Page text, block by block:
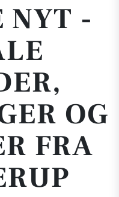
NYT -
OG
FRA